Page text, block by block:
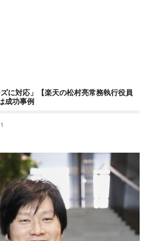
ズに対応」【楽天の松村亮常務執行役員
成功事例